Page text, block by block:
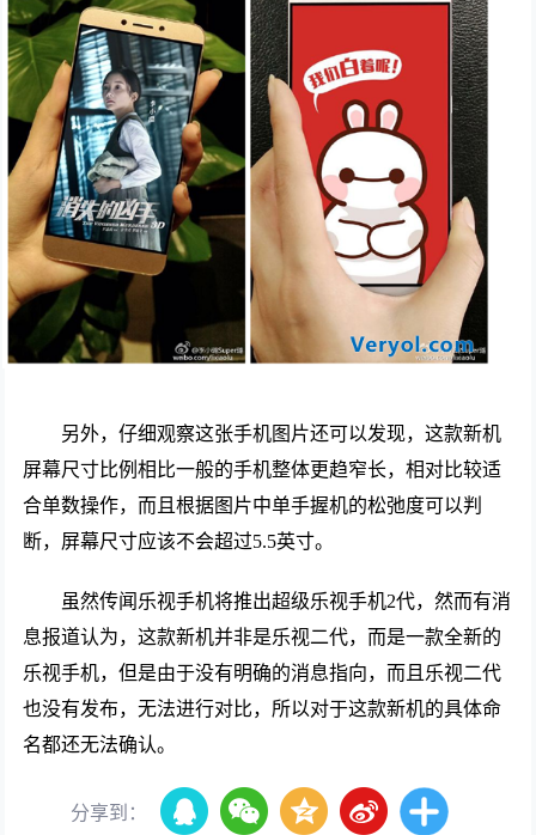
另外，仔细观察这张手机图片还可以发现，这款新机
屏幕尺寸比例相比一般的手机整体更趋窄长，相对比较适
合单数操作，而且根据图片中单手握机的松弛度可以判
断，屏幕尺寸应该不会超过5.5英寸。
虽然传闻乐视手机将推出超级乐视手机2代，然而有消
息报道认为，这款新机并非是乐视二代，而是一款全新的
乐视手机，但是由于没有明确的消息指向，而且乐视二代
也没有发布，无法进行对比，所以对于这款新机的具体命
名都还无法确认。
分享到：